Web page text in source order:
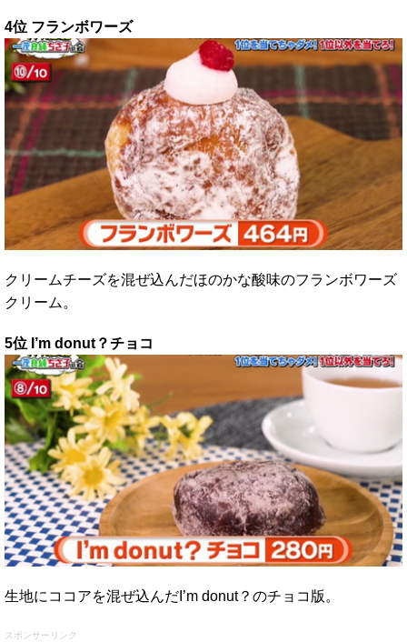
4位 フランボワーズ
クリームチーズを混ぜ込んだほのかな酸味のフランボワーズ
クリーム。
5位 I’m donut？チョコ
生地にココアを混ぜ込んだI’m donut？のチョコ版。
スポンサーリンク